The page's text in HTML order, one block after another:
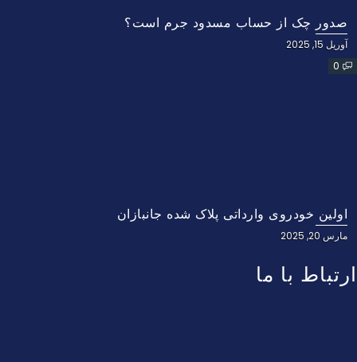
صدور چک از حساب مسدود جرم است؟
آوریل 15, 2025
0
اولین خودروی وارداتی پلاک شده جانبازان
مارس 20, 2025
ارتباط با ما